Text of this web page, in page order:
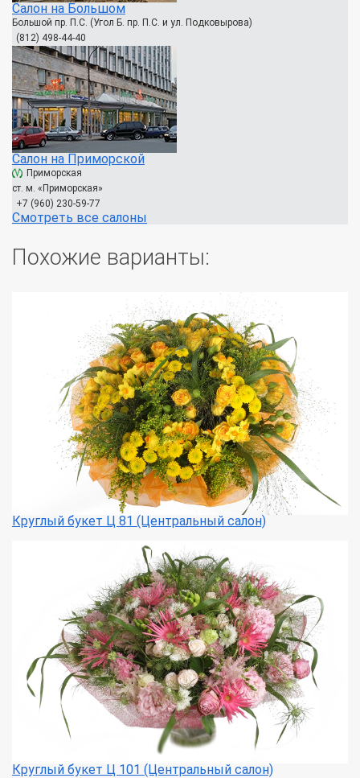
Салон на Большом
Большой пр. П.С. (Угол Б. пр. П.С. и ул. Подковырова)
(812) 498-44-40
Салон на Приморской
Приморская
ст. м. «Приморская»
+7 (960) 230-59-77
Смотреть все салоны
Похожие варианты:
Круглый букет Ц 81 (Центральный салон)
Круглый букет Ц 101 (Центральный салон)